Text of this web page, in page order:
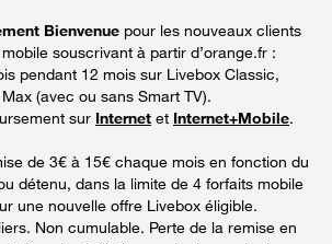
Bienvenue pour les nouveaux clients
souscrivant à partir d’orange.fr :
pendant 12 mois sur Livebox Classic,
(avec ou sans Smart TV).
sur Internet et Internet+Mobile.
de 3€ à 15€ chaque mois en fonction du
détenu, dans la limite de 4 forfaits mobile
une nouvelle offre Livebox éligible.
Non cumulable. Perte de la remise en